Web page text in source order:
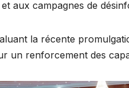
aux campagnes de
la récente
un renforcement des